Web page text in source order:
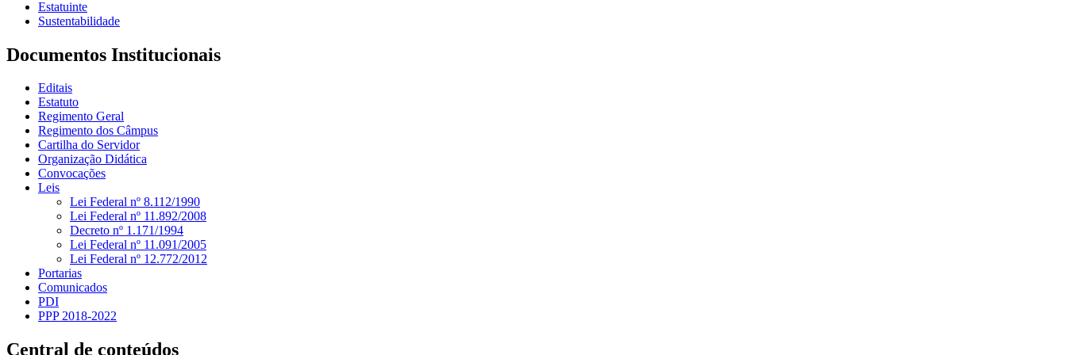
Estatuinte
Sustentabilidade
Documentos Institucionais
Editais
Estatuto
Regimento Geral
Regimento dos Câmpus
Cartilha do Servidor
Organização Didática
Convocações
Leis
Lei Federal nº 8.112/1990
Lei Federal nº 11.892/2008
Decreto nº 1.171/1994
Lei Federal nº 11.091/2005
Lei Federal nº 12.772/2012
Portarias
Comunicados
PDI
PPP 2018-2022
Central de conteúdos